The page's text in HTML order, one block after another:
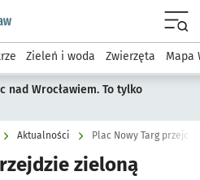
podserwis: Środowisko we
Zieleń i woda Zwierzęta Mapa
nad Wrocławiem. To tylko
Aktualności Plac Nowy Targ
zieloną